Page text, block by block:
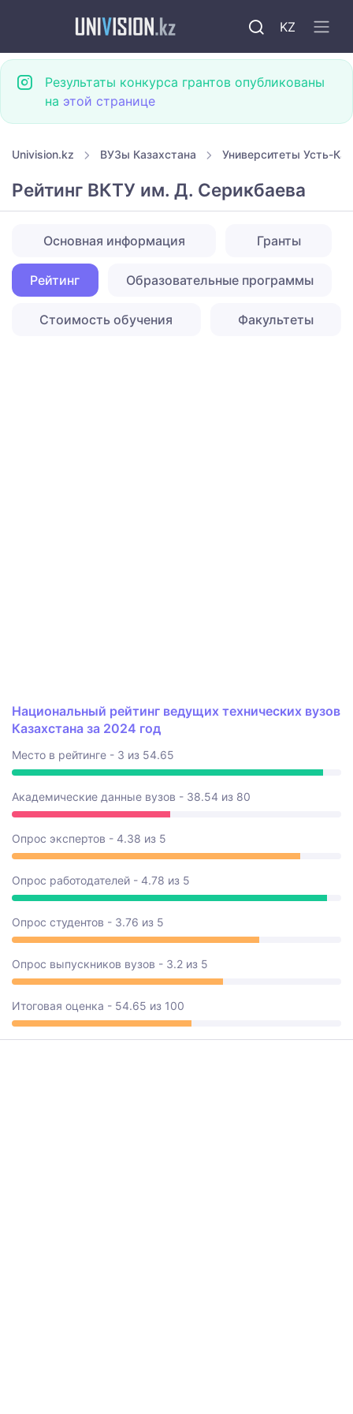
KZ
Результаты конкурса грантов опубликованы
на этой странице
Univision.kz ВУЗы Казахстана Университеты Усть-
Рейтинг ВКТУ им. Д. Серикбаева
Основная информация Гранты
Рейтинг Образовательные программы
Стоимость обучения Факультеты
Национальный рейтинг ведущих технических вузов
Казахстана за 2024 год
Место в рейтинге - 3 из 54.65
Академические данные вузов - 38.54 из 80
Опрос экспертов - 4.38 из 5
Опрос работодателей - 4.78 из 5
Опрос студентов - 3.76 из 5
Опрос выпускников вузов - 3.2 из 5
Итоговая оценка - 54.65 из 100